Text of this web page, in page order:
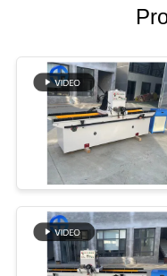
PREVENTIVO
MAPPA
DEL
SITO
SULLA
PRIVACY